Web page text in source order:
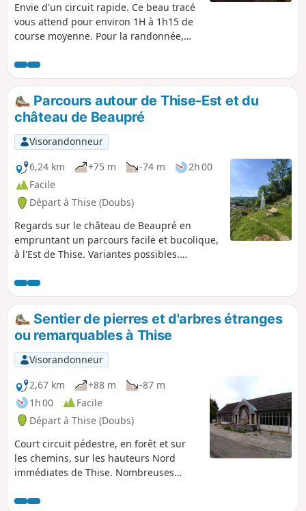
Envie d'un circuit rapide. Ce beau tracé
vous attend pour environ 1H à 1h15 de
course moyenne. Pour la randonnée,
de ce parcours tout en fluidité sur un
sol qui libèrera votre foulée, pour une
promenade ou un trail. Ce dix bornes
est pour vous. Sens inverse possible.
Parcours autour de Thise-Est et du
château de Beaupré
Visorandonneur
6,24 km
+75 m -74 m
2h 00
Facile
Départ à Thise (Doubs)
Regards sur le château de Beaupré en
empruntant un parcours facile et bucolique,
à l'Est de Thise. Variantes possibles.
pique nique, de sport et de jeux.
Boulodrome. Second parking à mi-parcours.
Sentier de pierres et d'arbres étranges
ou remarquables à Thise
Visorandonneur
2,67 km
+88 m
-87 m
1h 00
Facile
Départ à Thise (Doubs)
Court circuit pédestre, en forêt et sur
les chemins, sur les hauteurs Nord
immédiates de Thise. Nombreuses